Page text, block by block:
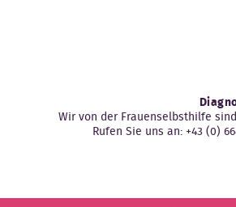
Wir von der Frauenselbsthilfe
Rufen Sie uns an: +43 (0)